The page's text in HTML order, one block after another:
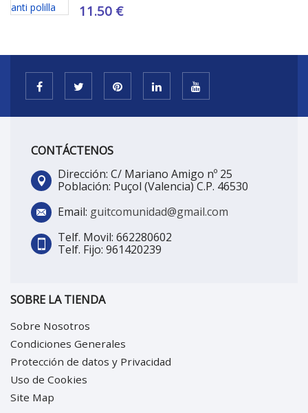
11.50 €
CONTÁCTENOS
Dirección: C/ Mariano Amigo nº 25
Población: Puçol (Valencia) C.P. 46530
Email: guitcomunidad@gmail.com
Telf. Movil: 662280602
Telf. Fijo: 961420239
SOBRE LA TIENDA
Sobre Nosotros
Condiciones Generales
Protección de datos y Privacidad
Uso de Cookies
Site Map